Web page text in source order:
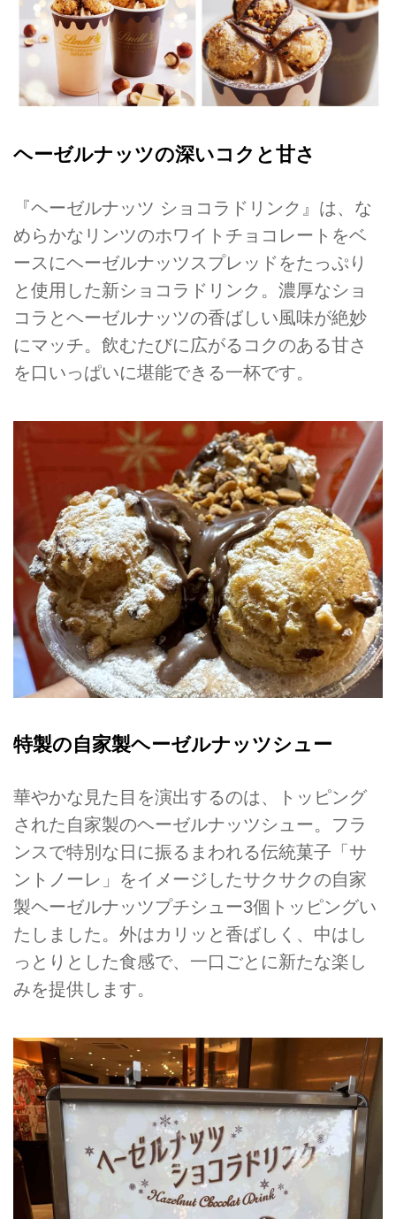
ヘーゼルナッツの深いコクと甘さ
『ヘーゼルナッツ ショコラドリンク』は、な
めらかなリンツのホワイトチョコレートをベ
ースにヘーゼルナッツスプレッドをたっぷり
と使用した新ショコラドリンク。濃厚なショ
コラとヘーゼルナッツの香ばしい風味が絶妙
にマッチ。飲むたびに広がるコクのある甘さ
を口いっぱいに堪能できる一杯です。
特製の自家製ヘーゼルナッツシュー
華やかな見た目を演出するのは、トッピング
された自家製のヘーゼルナッツシュー。フラ
ンスで特別な日に振るまわれる伝統菓子「サ
ントノーレ」をイメージしたサクサクの自家
製ヘーゼルナッツプチシュー3個トッピングい
たしました。外はカリッと香ばしく、中はし
っとりとした食感で、一口ごとに新たな楽し
みを提供します。